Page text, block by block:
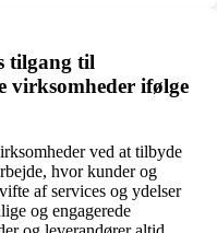
tilgang til
virksomheder ifølge
ved at tilbyde
hvor kunder og
af services og ydelser
og engagerede